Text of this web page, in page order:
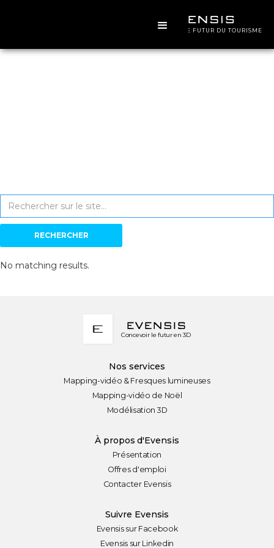
CONCEVOIR LE FUTUR DU TOURISME
No matching results.
Concevoir le futur en 3D
Nos services
Mapping-vidéo & Fresques lumineuses
Mapping-vidéo de Noël
Modélisation 3D
À propos d'Evensis
Présentation
Offres d'emploi
Contacter Evensis
Suivre Evensis
Evensis sur Facebook
Evensis sur Linkedin